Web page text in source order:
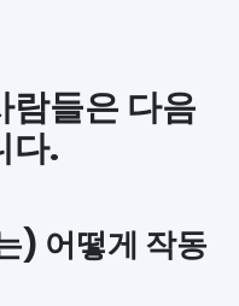
람들은 다음
다.
) 어떻게 작동